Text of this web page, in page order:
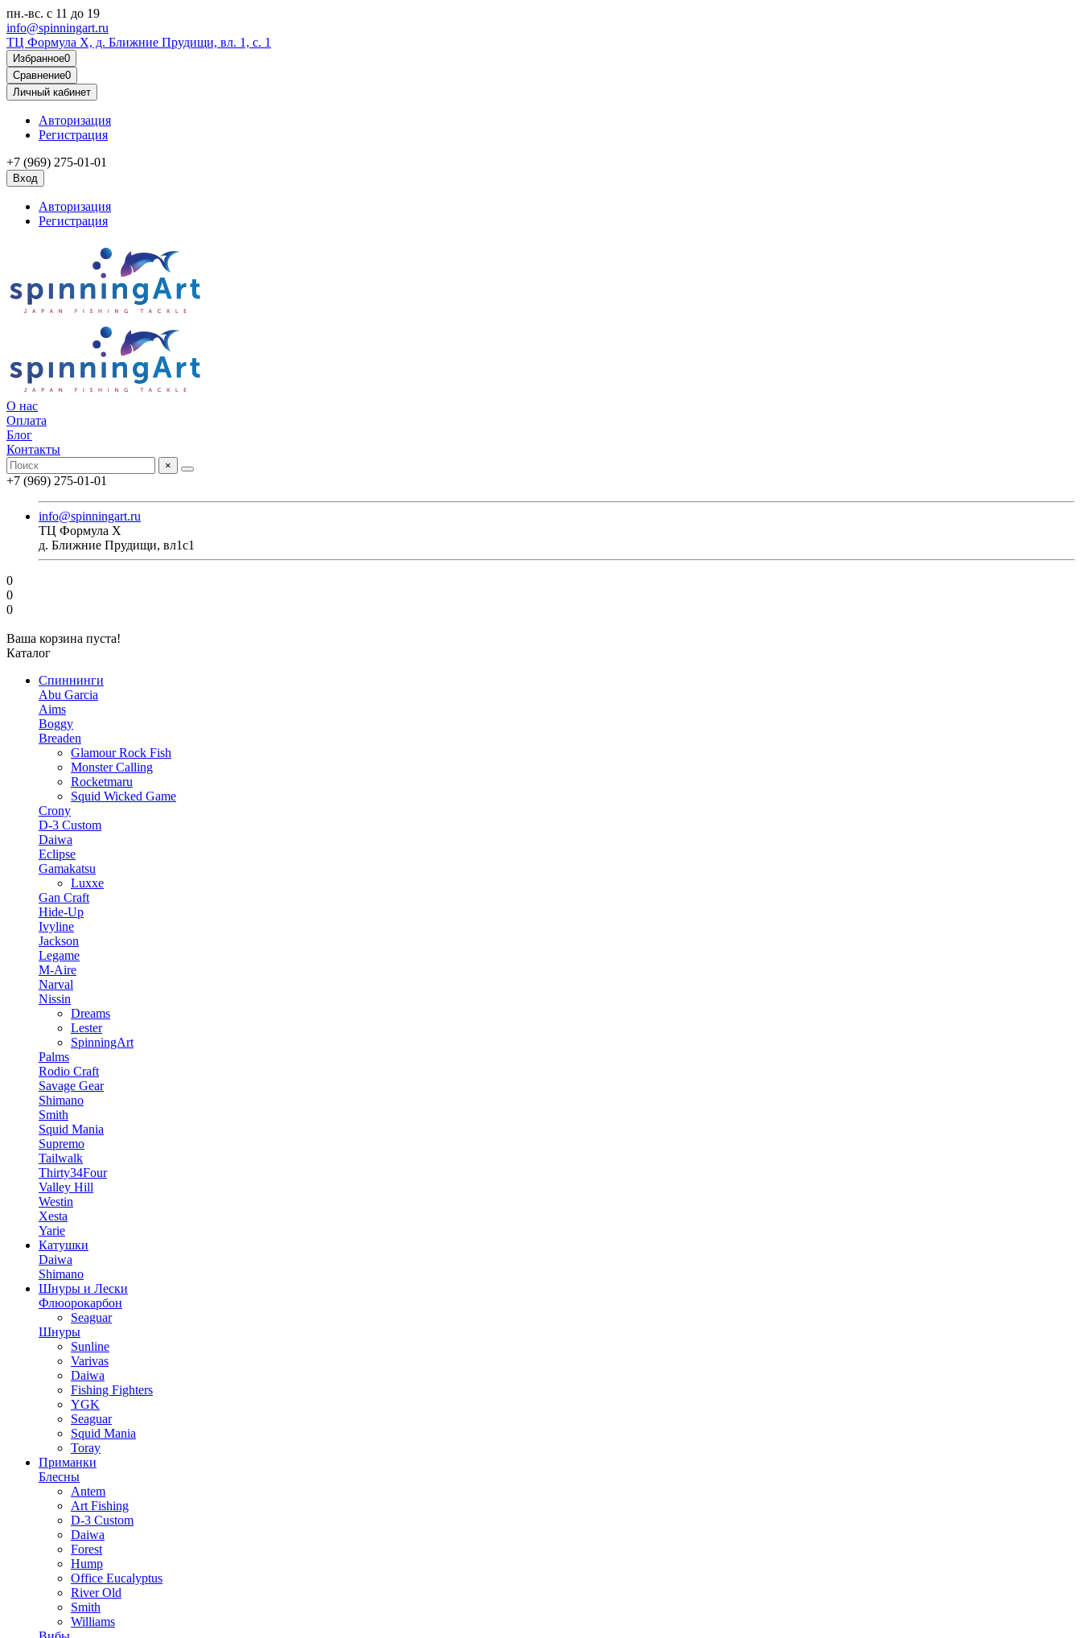
пн.-вс. с 11 до 19
info@spinningart.ru
ТЦ Формула X, д. Ближние Прудищи, вл. 1, с. 1
Избранное0
Сравнение0
Личный кабинет
Авторизация
Регистрация
+7 (969) 275-01-01
Вход
Авторизация
Регистрация
О нас
Оплата
Блог
Контакты
×
+7 (969) 275-01-01
info@spinningart.ru
ТЦ Формула X
д. Ближние Прудищи, вл1с1
0
0
0
Ваша корзина пуста!
Каталог
Спиннинги
Abu Garcia
Aims
Boggy
Breaden
Glamour Rock Fish
Monster Calling
Rocketmaru
Squid Wicked Game
Crony
D-3 Custom
Daiwa
Eclipse
Gamakatsu
Luxxe
Gan Craft
Hide-Up
Ivyline
Jackson
Legame
M-Aire
Narval
Nissin
Dreams
Lester
SpinningArt
Palms
Rodio Craft
Savage Gear
Shimano
Smith
Squid Mania
Supremo
Tailwalk
Thirty34Four
Valley Hill
Westin
Xesta
Yarie
Катушки
Daiwa
Shimano
Шнуры и Лески
Флюорокарбон
Seaguar
Шнуры
Sunline
Varivas
Daiwa
Fishing Fighters
YGK
Seaguar
Squid Mania
Toray
Приманки
Блесны
Antem
Art Fishing
D-3 Custom
Daiwa
Forest
Hump
Office Eucalyptus
River Old
Smith
Williams